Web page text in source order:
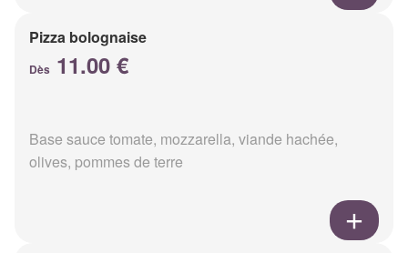
Pizza bolognaise
Dès 11.00 €
Base sauce tomate, mozzarella, viande hachée,
olives, pommes de terre